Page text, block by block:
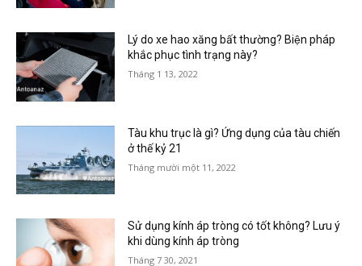
Lý do xe hao xăng bất thường? Biện pháp
khắc phục tình trạng này?
Tháng 1 13, 2022
Tàu khu trục là gì? Ứng dụng của tàu chiến
ở thế kỷ 21
Tháng mười một 11, 2022
Sử dụng kính áp tròng có tốt không? Lưu ý
khi dùng kính áp tròng
Tháng 7 30, 2021